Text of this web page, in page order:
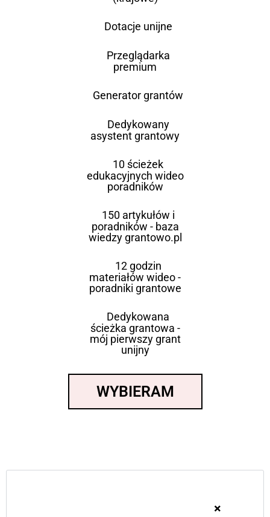
Dotacje unijne
Przeglądarka
premium
Generator grantów
Dedykowany
asystent grantowy
10 ścieżek
edukacyjnych wideo
poradników
150 artykułów i
poradników - baza
wiedzy grantowo.pl
12 godzin
materiałów wideo -
poradniki grantowe
Dedykowana
ścieżka grantowa -
mój pierwszy grant
unijny
WYBIERAM
×